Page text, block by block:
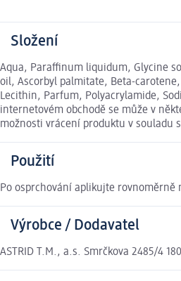
Složení
Aqua, Paraffinum liquidum, Glycine
oil, Ascorbyl palmitate, Beta-
Lecithin, Parfum, Polyacrylamide,
internetovém obchodě se může v
možnosti vrácení produktu v souladu
Použití
Po osprchování aplikujte rovnoměrně
Výrobce / Dodavatel
ASTRID T.M., a.s. Smrčkova 2485/4